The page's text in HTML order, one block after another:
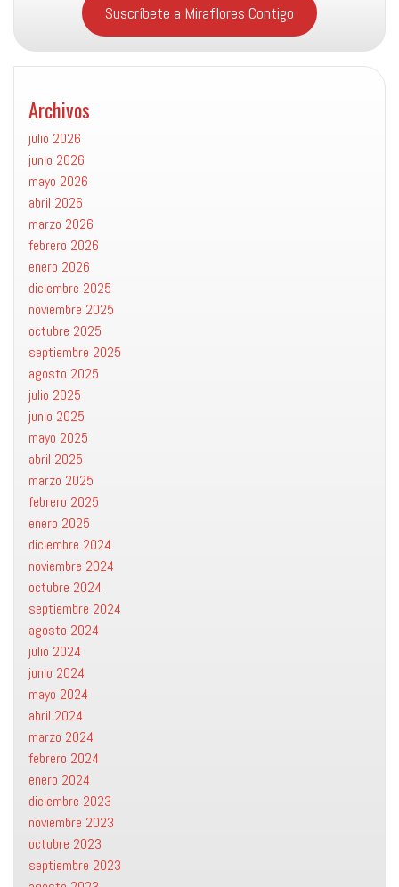
Suscríbete a Miraflores Contigo
Archivos
julio 2026
junio 2026
mayo 2026
abril 2026
marzo 2026
febrero 2026
enero 2026
diciembre 2025
noviembre 2025
octubre 2025
septiembre 2025
agosto 2025
julio 2025
junio 2025
mayo 2025
abril 2025
marzo 2025
febrero 2025
enero 2025
diciembre 2024
noviembre 2024
octubre 2024
septiembre 2024
agosto 2024
julio 2024
junio 2024
mayo 2024
abril 2024
marzo 2024
febrero 2024
enero 2024
diciembre 2023
noviembre 2023
octubre 2023
septiembre 2023